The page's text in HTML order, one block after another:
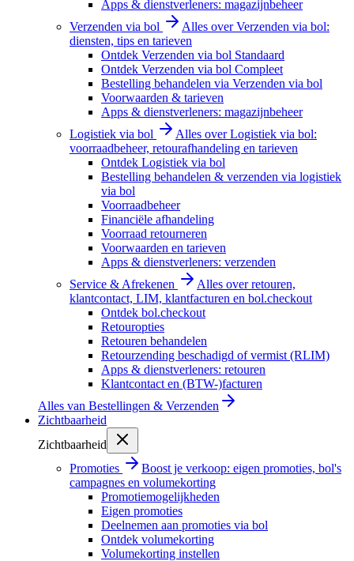
Apps & dienstverleners: magazijnbeheer
Verzenden via bol
Alles over Verzenden via bol:
diensten, tips en tarieven
Ontdek Verzenden via bol Standaard
Ontdek Verzenden via bol Compleet
Bestelling behandelen via Verzenden via bol
Voorwaarden & tarieven
Apps & dienstverleners: magazijnbeheer
Logistiek via bol
Alles over Logistiek via bol:
voorraadbeheer, retourafhandeling en tarieven
Ontdek Logistiek via bol
Bestelling behandelen & verzenden via logistiek
via bol
Voorraadbeheer
Financiële afhandeling
Voorraad retourneren
Voorwaarden en tarieven
Apps & dienstverleners: verzenden
Service & Afrekenen
Alles over retouren,
klantcontact, LIM, klantfacturen en bol.checkout
Ontdek bol.checkout
Retouropties
Retouren behandelen
Retourzending beschadigd of vermist (RLIM)
Apps & dienstverleners: retouren
Klantcontact en (BTW-)facturen
Alles van Bestellingen & Verzenden
Zichtbaarheid
Zichtbaarheid
Promoties
Boost je verkoop: eigen promoties, bol's
campagnes en volumekorting
Promotiemogelijkheden
Eigen promoties
Deelnemen aan promoties via bol
Ontdek volumekorting
Volumekorting instellen